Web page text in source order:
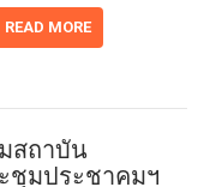
READ MORE
สถาบัน
ชุมประชาคมฯ